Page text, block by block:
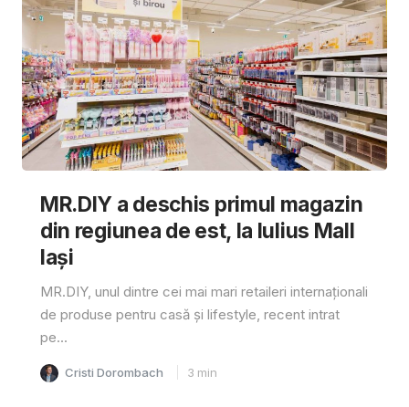
MR.DIY a deschis primul magazin
din regiunea de est, la Iulius Mall
Iași
MR.DIY, unul dintre cei mai mari retaileri internaționali
de produse pentru casă și lifestyle, recent intrat
pe...
Cristi Dorombach 3 min